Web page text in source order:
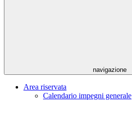
navigazione
Area riservata
Calendario impegni generale